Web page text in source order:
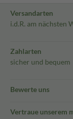
Versandarten
i.d.R. am nächsten
Zahlarten
sicher und bequem
Bewerte uns
Vertraue unserem